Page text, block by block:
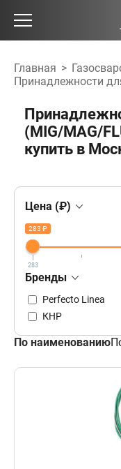
Главная >
Принадлежности
(MIG/MAG/
купить в
Цена (₽)
283 ₽
283
Бренды
Perfecto Linea
КНР
По наименованию